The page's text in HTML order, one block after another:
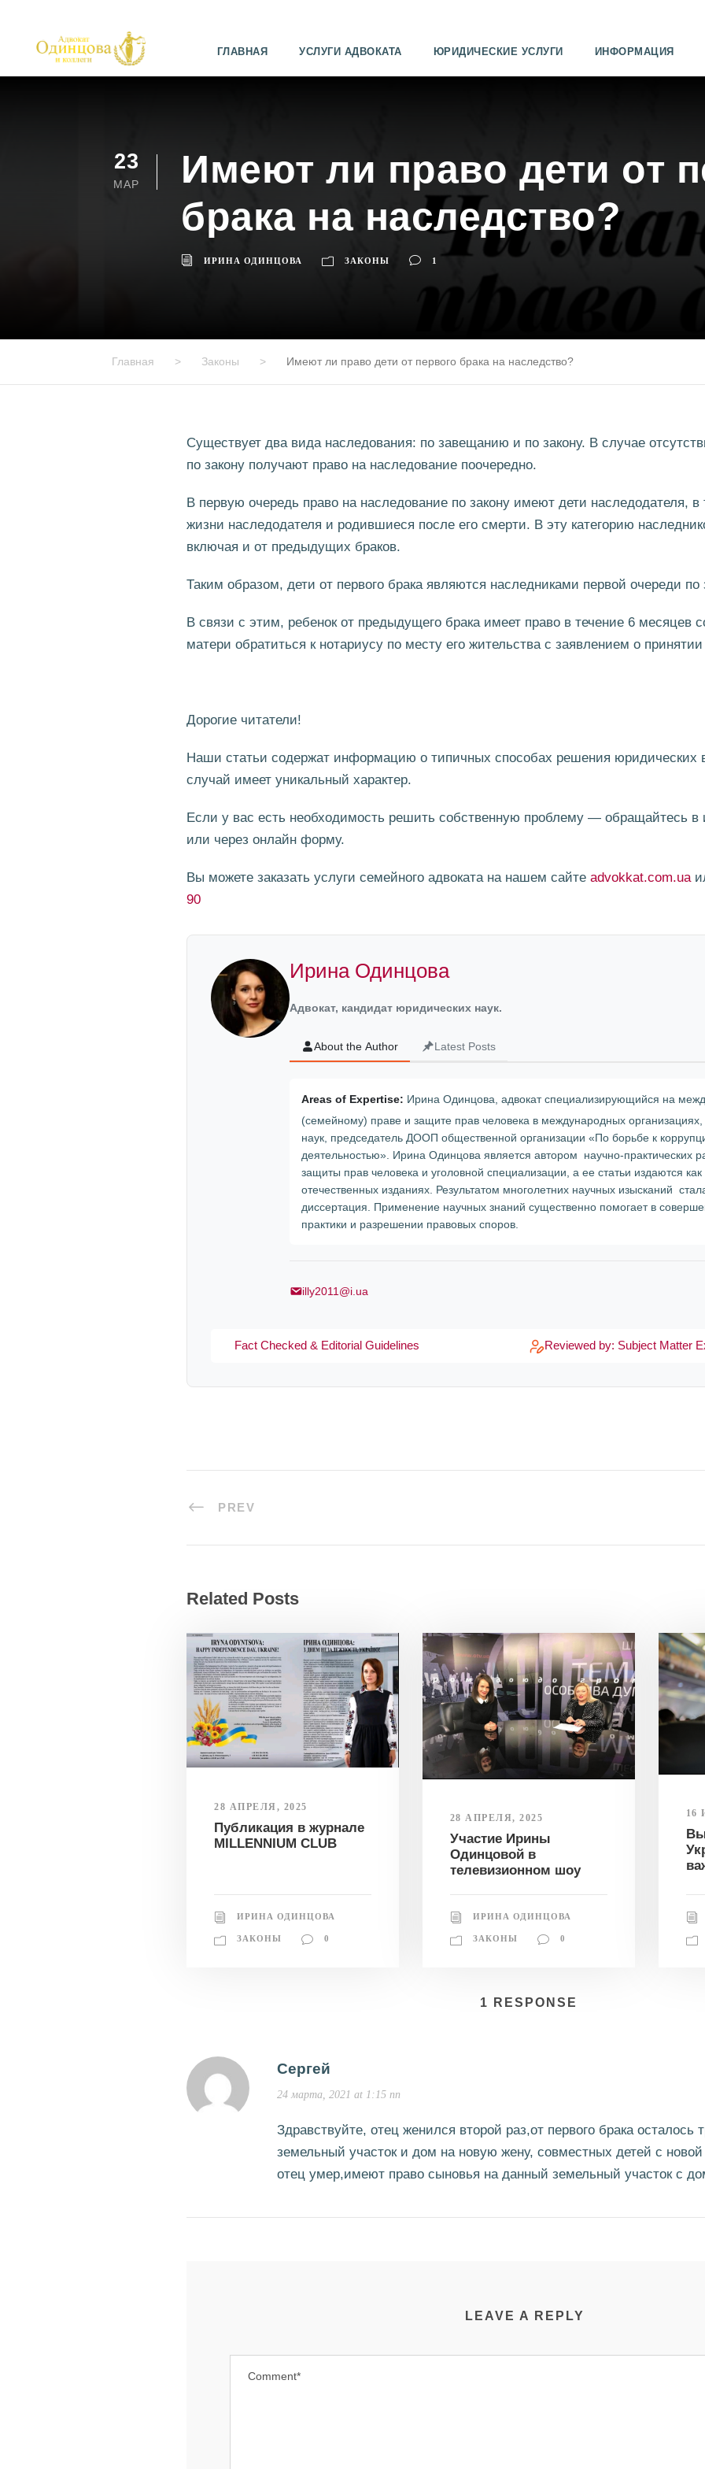
ГЛАВНАЯ УСЛУГИ АДВОКАТА ЮРИДИЧЕСКИЕ УСЛУГИ ИНФОРМАЦИЯ
23
МАР
Имеют ли право дети от
брака на наследство?
ИРИНА ОДИНЦОВА ЗАКОНЫ 1
Главная > Законы > Имеют ли право дети от первого брака на наследство?
Существует два вида наследования: по завещанию и по закону. В случае
по закону получают право на наследование поочередно.
В первую очередь право на наследование по закону имеют дети наследодателя,
жизни наследодателя и родившиеся после его смерти. В эту категорию
включая и от предыдущих браков.
Таким образом, дети от первого брака являются наследниками первой очереди по
В связи с этим, ребенок от предыдущего брака имеет право в течение 6 месяцев
матери обратиться к нотариусу по месту его жительства с заявлением о
Дорогие читатели!
Наши статьи содержат информацию о типичных способах решения юридических
случай имеет уникальный характер.
Если у вас есть необходимость решить собственную проблему — обращайтесь в
или через онлайн форму.
Вы можете заказать услуги семейного адвоката на нашем сайте advokkat.com.ua
90
Ирина Одинцова
Адвокат, кандидат юридических наук.
About the Author Latest Posts
Areas of Expertise: Ирина Одинцова, адвокат специализирующийся на
(семейному) праве и защите прав человека в международных
наук, председатель ДООП общественной организации «По борьбе к
деятельностью». Ирина Одинцова является автором научно-практических
защиты прав человека и уголовной специализации, а ее статьи издаются
отечественных изданиях. Результатом многолетних научных изысканий
диссертация. Применение научных знаний существенно помогает в
практики и разрешении правовых споров.
illy2011@i.ua
Fact Checked & Editorial Guidelines Reviewed by: Subject Matter
PREV
Related Posts
28 АПРЕЛЯ, 2025
Публикация в журнале
MILLENNIUM CLUB
ИРИНА ОДИНЦОВА
ЗАКОНЫ 0
28 АПРЕЛЯ, 2025
Участие Ирины
Одинцовой в
телевизионном шоу
ИРИНА ОДИНЦОВА
ЗАКОНЫ 0
16
1 RESPONSE
Сергей
24 марта, 2021 at 1:15 пп
Здравствуйте, отец женился второй раз,от первого брака осталось
земельный участок и дом на новую жену, совместных детей с новой
отец умер,имеют право сыновья на данный земельный участок с
LEAVE A REPLY